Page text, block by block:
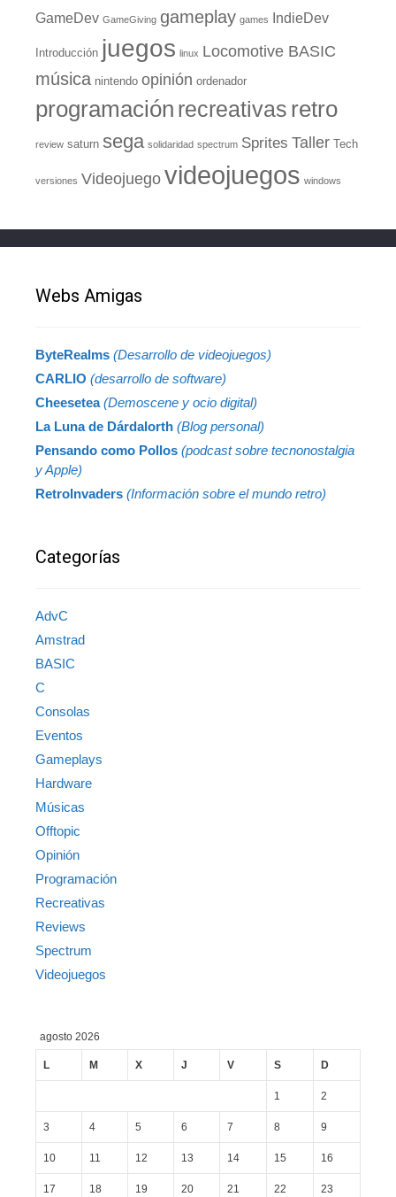
GameDev GameGiving gameplay games IndieDev
Introducción juegos linux Locomotive BASIC
música nintendo opinión ordenador
programación recreativas retro
review saturn sega solidaridad spectrum Sprites Taller Tech
versiones Videojuegovideojuegos windows
Webs Amigas
ByteRealms (Desarrollo de videojuegos)
CARLIO (desarrollo de software)
Cheesetea(Demoscene y ocio digital)
La Luna de Dárdalorth (Blog personal)
Pensando como Pollos (podcast sobre tecnonostalgia
y Apple)
RetroInvaders (Información sobre el mundo retro)
Categorías
AdvC
Amstrad
BASIC
C
Consolas
Eventos
Gameplays
Hardware
Músicas
Offtopic
Opinión
Programación
Recreativas
Reviews
Spectrum
Videojuegos
agosto 2026
L M X J V S D
1 2
3 4 5 6 7 8 9
10 11 12 13 14 15 16
17 18 19 20 21 22 23